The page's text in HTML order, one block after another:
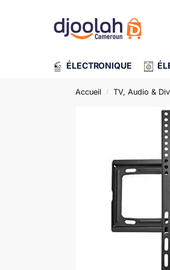
ÉLECTRONIQUE
Accueil / TV, Audio &